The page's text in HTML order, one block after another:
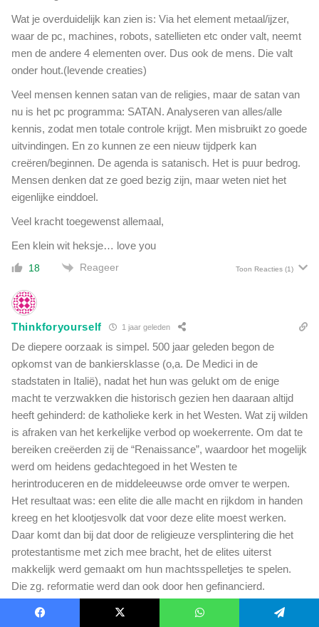
Wat je overduidelijk kan zien is: Via het element metaal/ijzer,
waar de pc, machines, robots, satellieten etc onder valt, neemt
men de andere 4 elementen over. Dus ook de mens. Die valt
onder hout.(levende creaties)
Veel mensen kennen satan van de religies, maar de satan van
nu is het pc programma: SATAN. Analyseren van alles/alle
kennis, zodat men totale controle krijgt. Men misbruikt zo goede
uitvindingen. En zo kunnen ze een nieuw tijdperk kan
creëren/beginnen. De agenda is satanisch. Het is puur bedrog.
Mensen denken dat ze goed bezig zijn, maar weten niet het
eigenlijke einddoel.
Veel kracht toegewenst allemaal,
Een klein wit heksje… love you
18 Reageer Toon Reacties (1)
Thinkforyourself 1 jaar geleden
De diepere oorzaak is simpel. 500 jaar geleden begon de
opkomst van de bankiersklasse (o,a. De Medici in de
stadstaten in Italië), nadat het hun was gelukt om de enige
macht te verzwakken die historisch gezien hen daaraan altijd
heeft gehinderd: de katholieke kerk in het Westen. Wat zij wilden
is afraken van het kerkelijke verbod op woekerrente. Om dat te
bereiken creëerden zij de “Renaissance”, waardoor het mogelijk
werd om heidens gedachtegoed in het Westen te
herintroduceren en de middeleeuwse orde omver te werpen.
Het resultaat was: een elite die alle macht en rijkdom in handen
kreeg en het klootjesvolk dat voor deze elite moest werken.
Daar komt dan bij dat door de religieuze versplintering die het
protestantisme met zich mee bracht, het de elites uiterst
makkelijk werd gemaakt om hun machtsspelletjes te spelen.
Die zg. reformatie werd dan ook door hen gefinancierd.
12 Reageer Toon Reacties(2)